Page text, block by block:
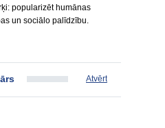
popularizēt humānas
un sociālo palīdzību.
Atvērt